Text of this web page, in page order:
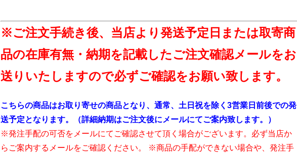
※ご注文手続き後、当店より発送予定日または取寄商
品の在庫有無・納期を記載したご注文確認メールをお
送りいたしますので必ずご確認をお願い致します。
こちらの商品はお取り寄せの商品となり、通常、土日祝を除く3営業日前後での発
送予定となります。（詳細納期はご注文後にメールにてご案内致します。）
※発注手配の可否をメールにてご確認させて頂く場合がございます。必ず当店か
らご案内するメールをご確認ください。 ※商品の手配ができない場合や、発注手